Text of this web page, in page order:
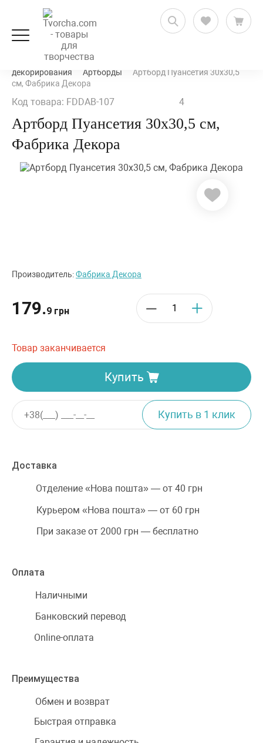
Декорирование и декупаж
декорирования
Артборды
Артборд Пуансетия 30х30,5
см, Фабрика Декора
Код товара: FDDAB-107 4
Артборд Пуансетия 30х30,5 см,
Фабрика Декора
Производитель:Фабрика Декора
179.9 грн
Товар заканчивается
Купить
Доставка
Отделение «Нова пошта» — от 40 грн
Курьером «Нова пошта» — от 60 грн
При заказе от 2000 грн — бесплатно
Оплата
Наличными
Банковский перевод
Online-оплата
Преимущества
Обмен и возврат
Быстрая отправка